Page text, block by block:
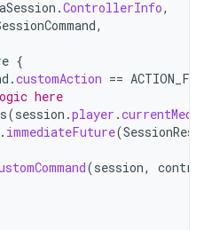
.ControllerInfo,
,
{
.customAction ==
here
(session .player .
. immediateFuture(
(session,